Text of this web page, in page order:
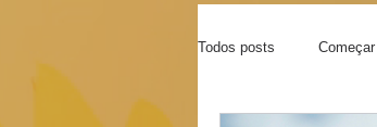
Todos posts Começar